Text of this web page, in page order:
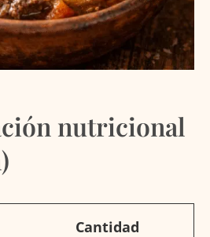
nutricional
Cantidad